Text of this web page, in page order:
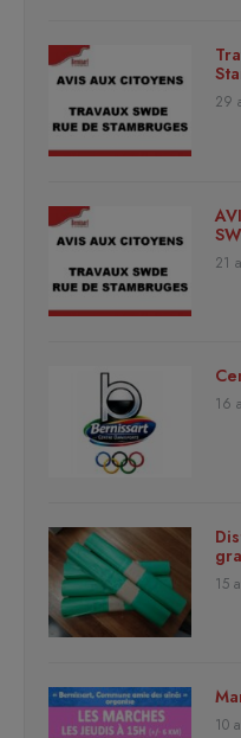
29
21
16
15
10